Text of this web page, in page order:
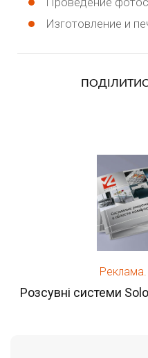
Изготовление и
Розсувні системи